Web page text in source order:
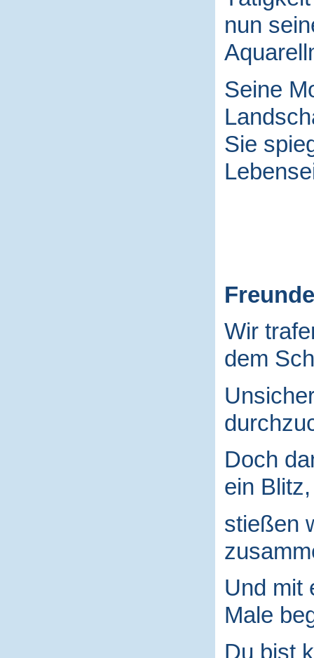
nun
Seine
Sie
Freunde
Wir
dem
Doch
ein Blitz,
stießen
Und mit
Male
Du bist